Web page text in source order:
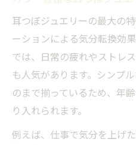
カラー選びによる
ポイント
耳つぼジュエリーの最大の
ーションによる気分転換効
では、日常の疲れやストレ
も人気があります。シンプ
のまで揃っているため、年
り入れられます。
例えば、仕事で気分を上げ